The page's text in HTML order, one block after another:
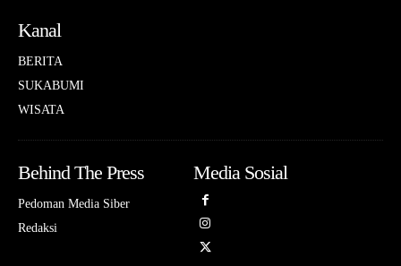
Kanal
BERITA
SUKABUMI
WISATA
Behind The Press
Pedoman Media Siber
Redaksi
Media Sosial